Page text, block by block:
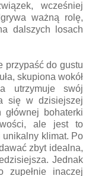
wcześniej
ważną rolę,
dalszych losach
przypaść do gustu
skupiona wokół
utrzymuje swój
się w dzisiejszej
bohaterki
ale jest to
klimat. Po
zbyt idealna,
Jednak
zupełnie inaczej